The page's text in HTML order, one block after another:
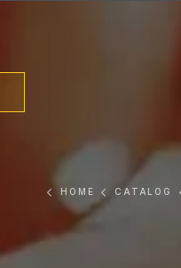
HOME CATALOG